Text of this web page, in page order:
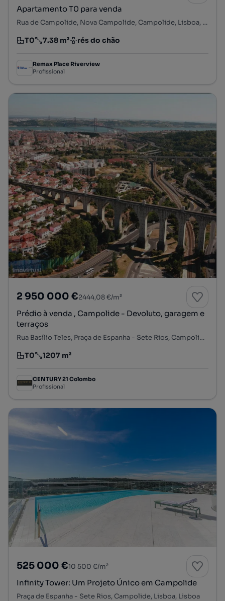
Apartamento T0 para venda
Rua de Campolide, Nova Campolide, Campolide, Lisboa, Lisboa
Tipologia
T0
Preço por metro quadrado
7.38 m²
Andar rés do chão
Remax Place Riverview
Profissional
2 950 000 €2444,08 €/m²
Prédio à venda , Campolide - Devoluto, garagem e
terraços
Rua Basílio Teles, Praça de Espanha - Sete Rios, Campolide, Lisboa, Lisboa
Tipologia
T0
Preço por metro quadrado
1207 m²
CENTURY 21 Colombo
Profissional
525 000 €10 500 €/m²
Infinity Tower: Um Projeto Único em Campolide
Praça de Espanha - Sete Rios, Campolide, Lisboa, Lisboa